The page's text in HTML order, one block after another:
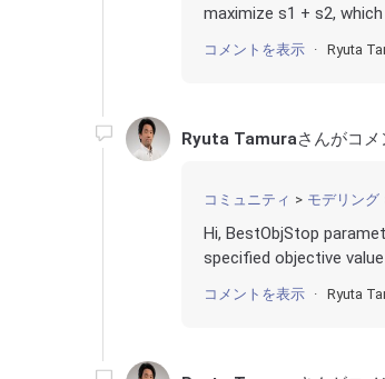
maximize s1 + s2,
コメントを表示 Ryuta
Ryuta Tamuraさんがコ
コミュニティ モデリング
Hi, BestObjStop
specified objective
コメントを表示 Ryuta